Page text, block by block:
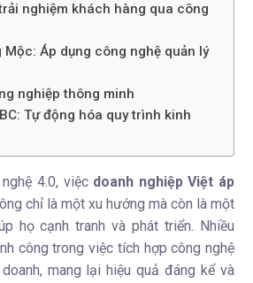
nghiệm khách hàng qua công
Mộc: Áp dụng công nghệ quản lý
nghiệp thông minh
Tự động hóa quy trình kinh
4.0, việc doanh nghiệp Việt áp
chỉ là một xu hướng mà còn là một
họ cạnh tranh và phát triển. Nhiều
công trong việc tích hợp công nghệ
mang lại hiệu quả đáng kể và